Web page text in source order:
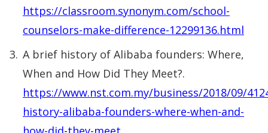
https://classroom.synonym.com/school-
counselors-make-difference-12299136.html
A brief history of Alibaba founders: Where,
When and How Did They Meet?.
https://www.nst.com.my/business/2018/09/
history-alibaba-founders-where-when-and-